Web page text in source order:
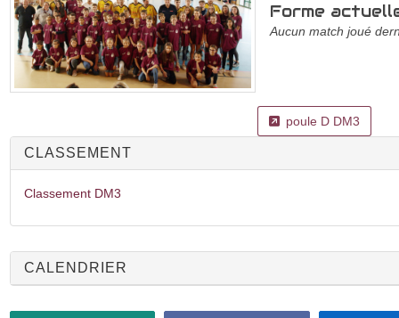
Forme
Aucun match joué
poule D DM3
CLASSEMENT
Classement DM3
CALENDRIER